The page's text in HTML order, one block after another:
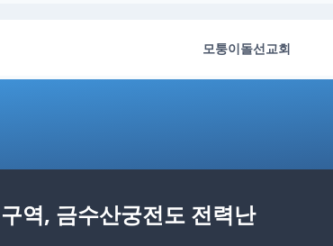
모퉁이돌선교회
역, 금수산궁전도 전력난